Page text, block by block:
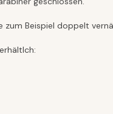
zum Beispiel doppelt